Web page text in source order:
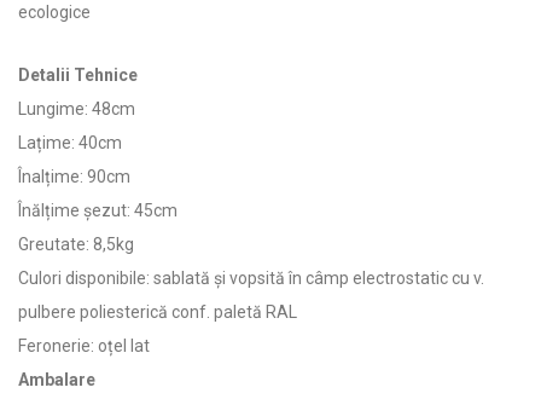
ecologice
Detalii Tehnice
Lungime: 48cm
Lațime: 40cm
Înalțime: 90cm
Înălțime șezut: 45cm
Greutate: 8,5kg
Culori disponibile: sablată și vopsită în câmp electrostatic cu v.
pulbere poliesterică conf. paletă RAL
Feronerie: oțel lat
Ambalare